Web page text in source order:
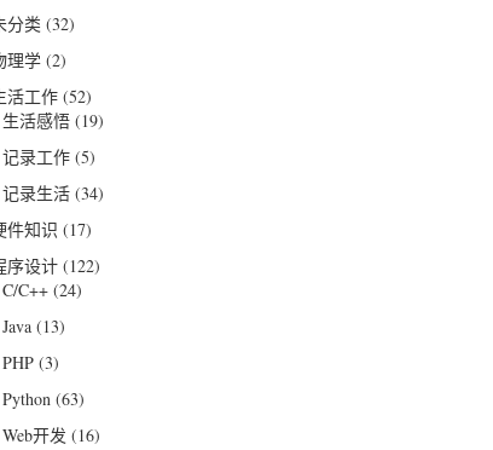
分类 (32)
理学(2)
活工作(52)
生活感悟(19)
记录工作(5)
记录生活(34)
件知识 (17)
序设计(122)
C/C++(24)
Java(13)
PHP(3)
Python(63)
Web开发 (16)